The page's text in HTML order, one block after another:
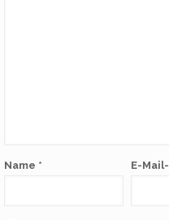
Name * E-